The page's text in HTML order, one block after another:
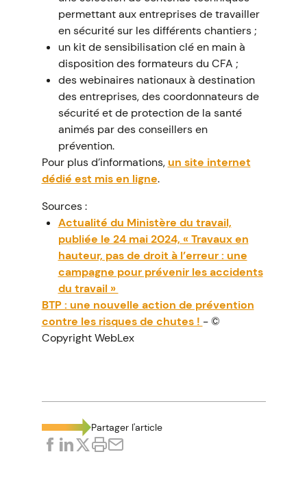
permettant aux entreprises de travailler
en sécurité sur les différents chantiers ;
un kit de sensibilisation clé en main à
disposition des formateurs du CFA ;
des webinaires nationaux à destination
des entreprises, des coordonnateurs de
sécurité et de protection de la santé
animés par des conseillers en
prévention.
Pour plus d’informations,un site internet
dédié est mis en ligne.
Sources :
Actualité du Ministère du travail,
publiée le 24 mai 2024, « Travaux en
hauteur, pas de droit à l’erreur : une
campagne pour prévenir les accidents
du travail »
BTP : une nouvelle action de prévention
contre les risques de chutes ! - ©
Copyright WebLex
Partager l'article